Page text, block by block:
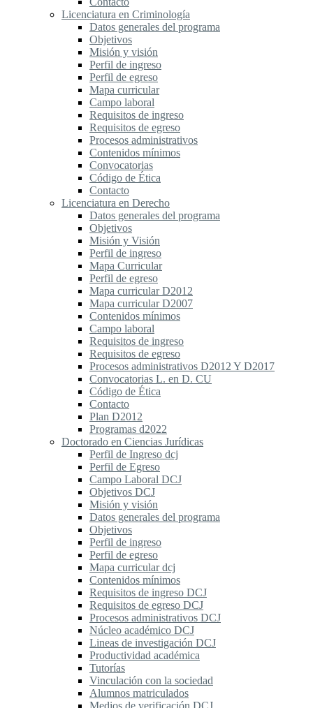
Licenciatura en Criminología
Datos generales del programa
Objetivos
Misión y visión
Perfil de ingreso
Perfil de egreso
Mapa curricular
Campo laboral
Requisitos de ingreso
Requisitos de egreso
Procesos administrativos
Contenidos mínimos
Convocatorias
Código de Ética
Contacto
Licenciatura en Derecho
Datos generales del programa
Objetivos
Misión y Visión
Perfil de ingreso
Mapa Curricular
Perfil de egreso
Mapa curricular D2012
Mapa curricular D2007
Contenidos mínimos
Campo laboral
Requisitos de ingreso
Requisitos de egreso
Procesos administrativos D2012 Y D2017
Convocatorias L. en D. CU
Código de Ética
Contacto
Plan D2012
Programas d2022
Doctorado en Ciencias Jurídicas
Perfil de Ingreso dcj
Perfil de Egreso
Campo Laboral DCJ
Objetivos DCJ
Misión y visión
Datos generales del programa
Objetivos
Perfil de ingreso
Perfil de egreso
Mapa curricular dcj
Contenidos mínimos
Requisitos de ingreso DCJ
Requisitos de egreso DCJ
Procesos administrativos DCJ
Núcleo académico DCJ
Lineas de investigación DCJ
Productividad académica
Tutorías
Vinculación con la sociedad
Alumnos matriculados